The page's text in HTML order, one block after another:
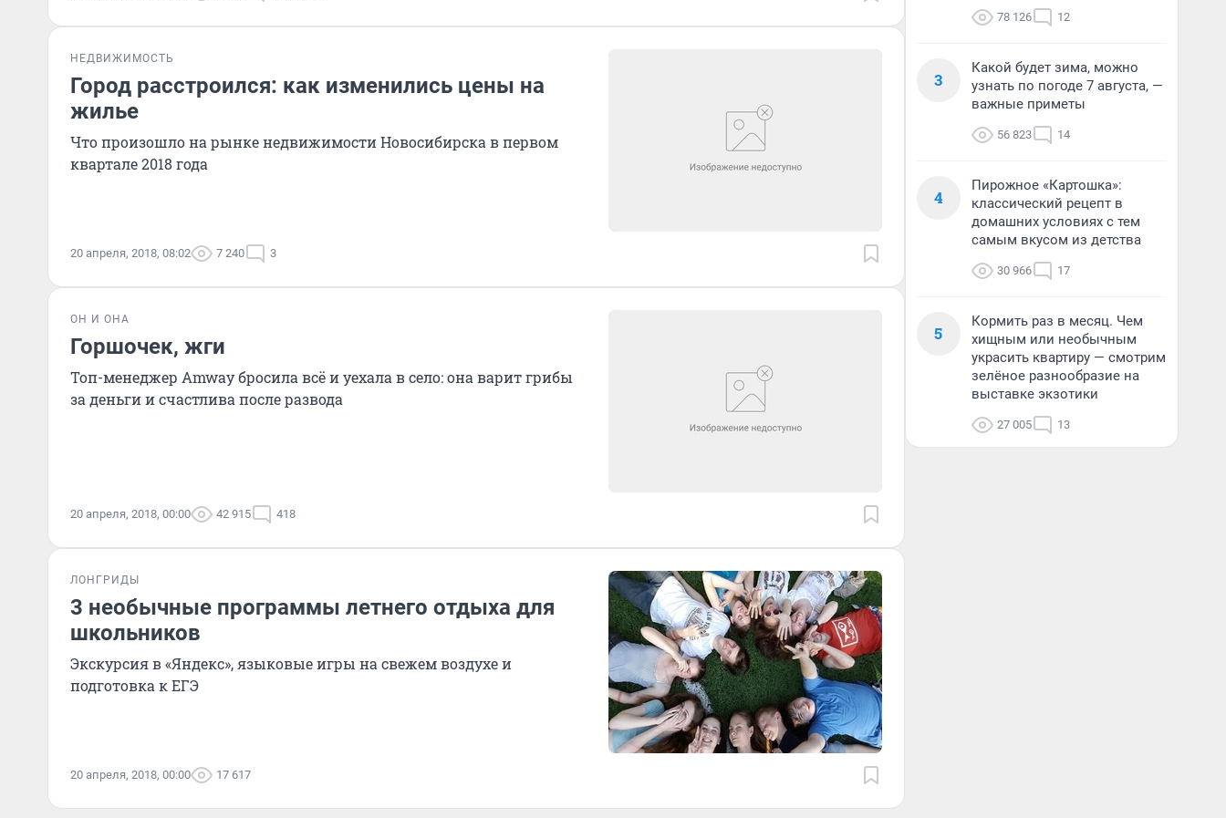
НЕДВИЖИМОСТЬ
Город расстроился: как изменились цены на
жилье
Что произошло на рынке недвижимости Новосибирска в первом
квартале 2018 года
20 апреля, 2018, 08:02 7 240 3
ОН И ОНА
Горшочек, жги
Топ-менеджер Amway бросила всё и уехала в село: она варит грибы
за деньги и счастлива после развода
20 апреля, 2018, 00:00 42 915 418
ЛОНГРИДЫ
3 необычные программы летнего отдыха для
школьников
Экскурсия в «Яндекс», языковые игры на свежем воздухе и
подготовка к ЕГЭ
20 апреля, 2018, 00:00 17 617
78 126 12
3
Какой будет зима, можно
узнать по погоде 7 августа, —
важные приметы
56 823 14
4
Пирожное «Картошка»:
классический рецепт в
домашних условиях с тем
самым вкусом из детства
30 966 17
5
Кормить раз в месяц. Чем
хищным или необычным
украсить квартиру — смотрим
зелёное разнообразие на
выставке экзотики
27 005 13